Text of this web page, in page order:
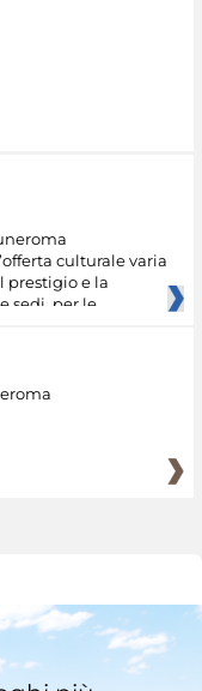
culturale varia
prestigio e la
sedi, per le